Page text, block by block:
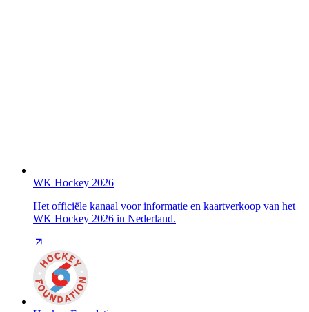
WK Hockey 2026
Het officiële kanaal voor informatie en kaartverkoop van het
WK Hockey 2026 in Nederland.